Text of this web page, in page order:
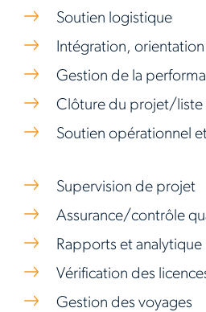
Soutien logistique
Intégration,
Gestion de la
Clôture du projet/liste
Soutien opérationnel
Supervision de projet
Assurance/contrôle
Rapports et analytique
Vérification des
Gestion des voyages